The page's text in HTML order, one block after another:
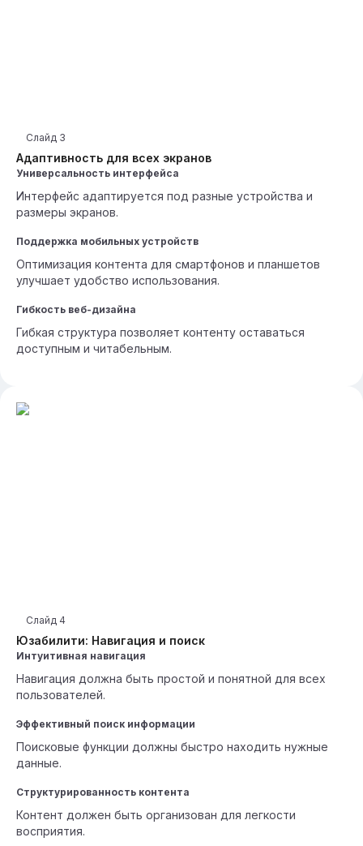
Адаптивность для всех экранов
Слайд 3
Универсальность интерфейса
Интерфейс адаптируется под разные устройства и
размеры экранов.
Поддержка мобильных устройств
Оптимизация контента для смартфонов и планшетов
улучшает удобство использования.
Гибкость веб-дизайна
Гибкая структура позволяет контенту оставаться
доступным и читабельным.
Юзабилити: Навигация и поиск
Слайд 4
Интуитивная навигация
Навигация должна быть простой и понятной для всех
пользователей.
Эффективный поиск информации
Поисковые функции должны быстро находить нужные
данные.
Структурированность контента
Контент должен быть организован для легкости
восприятия.